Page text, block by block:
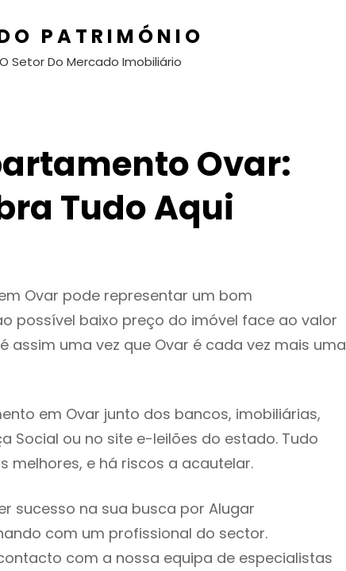
PATRIMÓNIO
Setor Do Mercado Imobiliário
Ovar:
Tudo Aqui
Ovar pode representar um bom
possível baixo preço do imóvel face ao valor
assim uma vez que Ovar é cada vez mais uma
em Ovar junto dos bancos, imobiliárias,
Social ou no site e-leilões do estado. Tudo
melhores, e há riscos a acautelar.
sucesso na sua busca por Alugar
com um profissional do sector.
com a nossa equipa de especialistas